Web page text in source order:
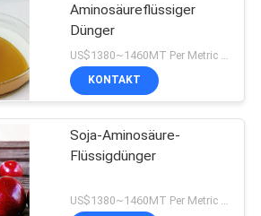
Aminosäureflüssiger
Dünger
KONTAKT
Soja-Aminosäure-
Flüssigdünger
US$1380~1460MT Per Metric Ton MOQ:1200KG